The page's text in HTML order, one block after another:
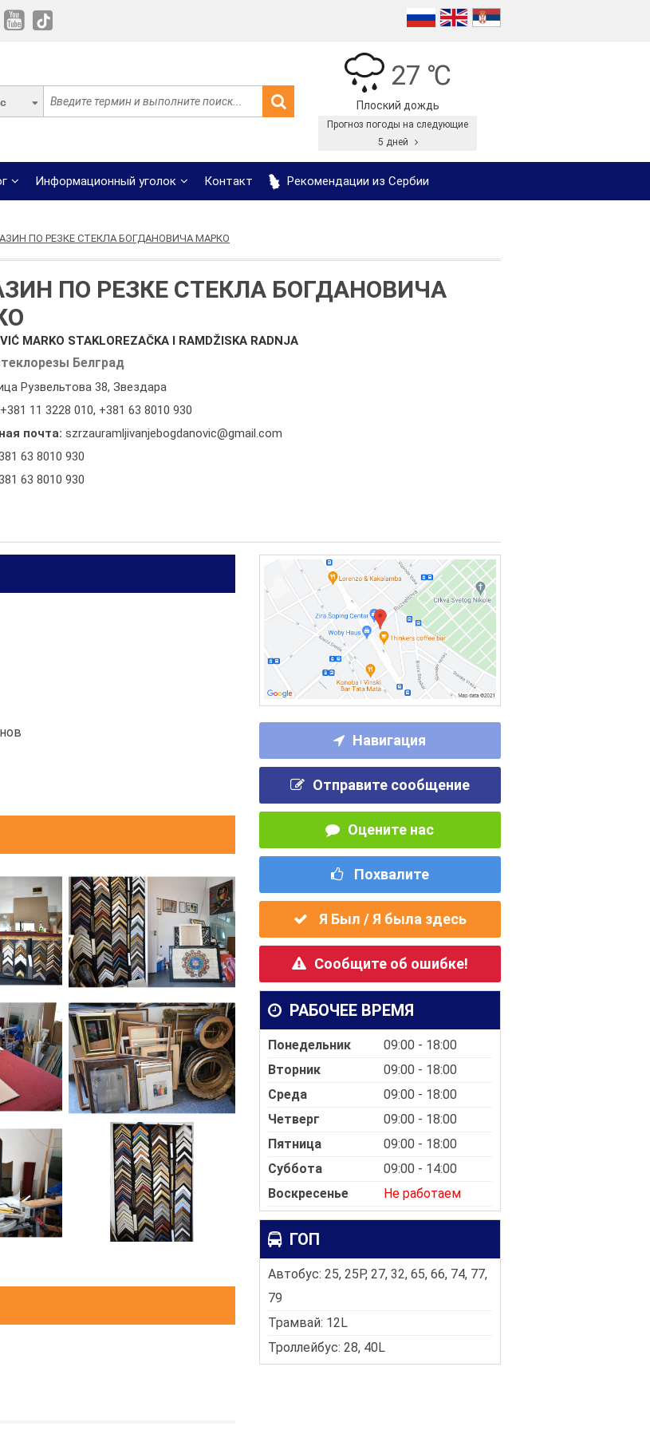
27 ℃
Плоский дождь
Прогноз погоды на следующие
5 дней
Информационный уголок Контакт Рекомендации из Сербии
ПО РЕЗКЕ СТЕКЛА БОГДАНОВИЧА МАРКО
ПО РЕЗКЕ СТЕКЛА БОГДАНОВИЧА
MARKO STAKLOREZAČKA I RAMDŽISKA RADNJA
Белград
Рузвельтова 38, Звездара
+381 11 3228 010, +381 63 8010 930
почта: szrzauramljivanjebogdanovic@gmail.com
63 8010 930
63 8010 930
Навигация
Отправите сообщение
Оцените нас
Похвалите
Я Был / Я была здесь
Сообщите об ошибке!
РАБОЧЕЕ ВРЕМЯ
Понедельник
09:00 - 18:00
Вторник
09:00 - 18:00
Среда
09:00 - 18:00
Четверг
09:00 - 18:00
Пятница
09:00 - 18:00
Суббота
09:00 - 14:00
Воскресенье
Не работаем
ГОП
Автобус: 25, 25P, 27, 32, 65, 66, 74, 77,
79
Трамвай: 12L
Троллейбус: 28, 40L